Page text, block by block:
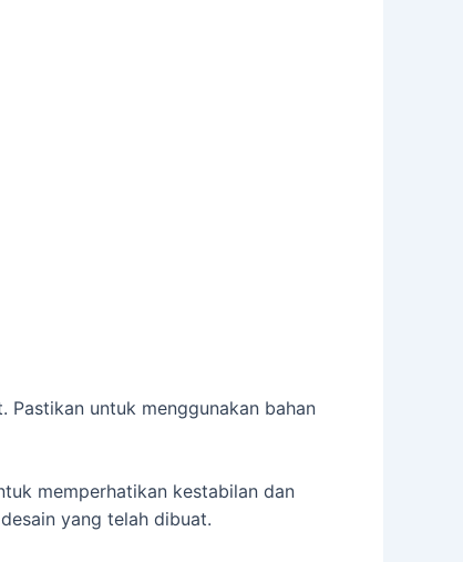
untuk menggunakan bahan
memperhatikan kestabilan dan
yang telah dibuat.